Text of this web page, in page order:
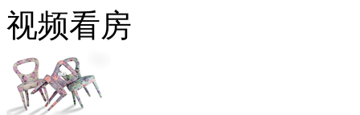
视频看房